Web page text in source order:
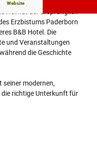
Website
Erzbistums Paderborn
B&B Hotel. Die
und Veranstaltungen
die Geschichte
seiner modernen,
richtige Unterkunft für